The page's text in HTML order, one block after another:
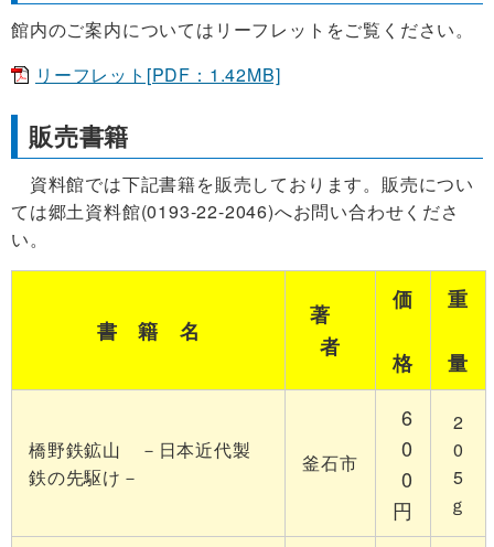
館内のご案内についてはリーフレットをご覧ください。
リーフレット[PDF：1.42MB]
販売書籍
資料館では下記書籍を販売しております。販売につい
ては郷土資料館(0193-22-2046)へお問い合わせくださ
い。
書 籍 名
著
者
価
格
重
量
橋野鉄鉱山 －日本近代製
鉄の先駆け－
釜石市
6
0
0
円
2
0
5
ｇ